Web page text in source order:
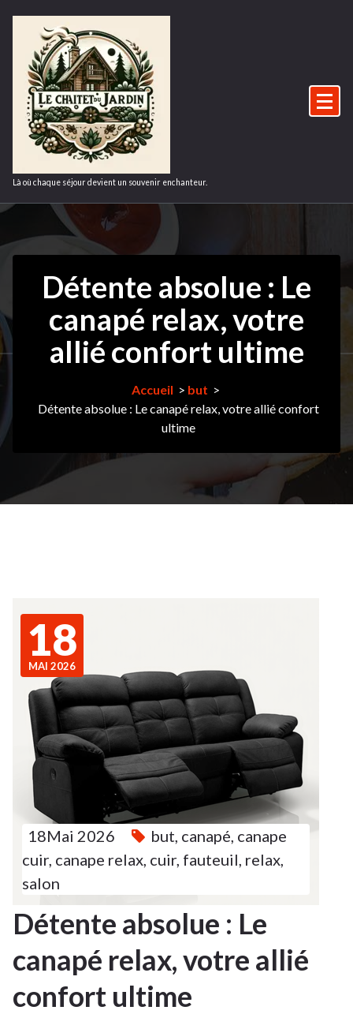
contenu
Là où chaque séjour devient un souvenir enchanteur.
Détente absolue : Le
canapé relax, votre
allié confort ultime
Accueil > but >
Détente absolue : Le canapé relax, votre allié confort
ultime
18
MAI 2026
18Mai 2026 but canapé canape
cuir, canape relax, cuir, fauteuil relax,
salon
Détente absolue : Le
canapé relax, votre allié
confort ultime